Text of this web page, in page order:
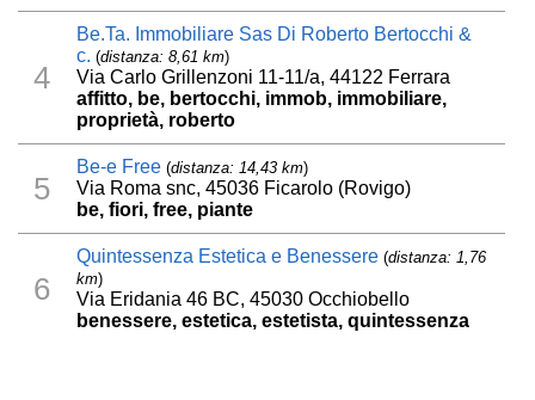
4
Be.Ta. Immobiliare Sas Di Roberto Bertocchi &
c. (distanza: 8,61 km)
Via Carlo Grillenzoni 11-11/a, 44122 Ferrara
affitto, be, bertocchi, immob, immobiliare,
proprietà, roberto
5
Be-e Free (distanza: 14,43 km)
Via Roma snc, 45036 Ficarolo (Rovigo)
be, fiori, free, piante
6
Quintessenza Estetica e Benessere (distanza: 1,76
km)
Via Eridania 46 BC, 45030 Occhiobello
benessere, estetica, estetista, quintessenza